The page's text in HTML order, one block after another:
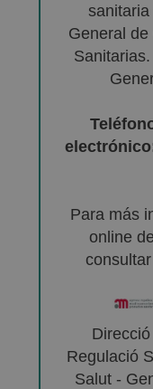
General
Para más
online
Regulació
Salut -